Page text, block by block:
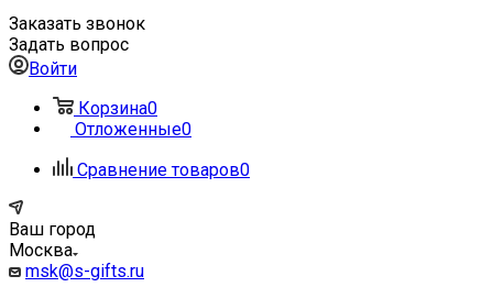
Заказать звонок
Задать вопрос
Войти
Корзина0
Отложенные0
Сравнение товаров0
Ваш город
Москва
msk@s-gifts.ru